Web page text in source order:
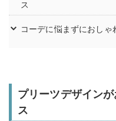
ス
コーデに悩まずにおし
プリーツデザイン
ス